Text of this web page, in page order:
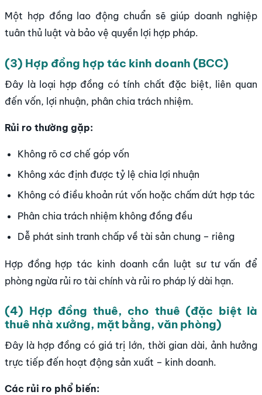
Một hợp đồng lao động chuẩn sẽ giúp doanh nghiệp
tuân thủ luật và bảo vệ quyền lợi hợp pháp.
(3) Hợp đồng hợp tác kinh doanh (BCC)
Đây là loại hợp đồng có tính chất đặc biệt, liên quan
đến vốn, lợi nhuận, phân chia trách nhiệm.
Rủi ro thường gặp:
Không rõ cơ chế góp vốn
Không xác định được tỷ lệ chia lợi nhuận
Không có điều khoản rút vốn hoặc chấm dứt hợp tác
Phân chia trách nhiệm không đồng đều
Dễ phát sinh tranh chấp về tài sản chung – riêng
Hợp đồng hợp tác kinh doanh cần luật sư tư vấn để
phòng ngừa rủi ro tài chính và rủi ro pháp lý dài hạn.
(4) Hợp đồng thuê, cho thuê (đặc biệt là
thuê nhà xưởng, mặt bằng, văn phòng)
Đây là hợp đồng có giá trị lớn, thời gian dài, ảnh hưởng
trực tiếp đến hoạt động sản xuất – kinh doanh.
Các rủi ro phổ biến: